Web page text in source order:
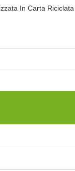
In Carta